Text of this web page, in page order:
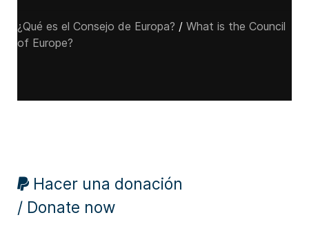
¿Qué es el Consejo de Europa? / What is the Council
of Europe?
Hacer una donación
/ Donate now